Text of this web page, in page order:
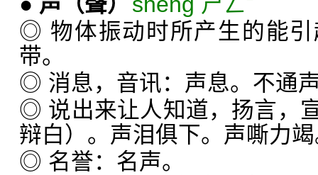
◎ 物体振动时所产生的能
带。
◎ 消息，音讯：声息。不通
◎ 说出来让人知道，扬言，
辩白）。声泪俱下。声嘶力
◎ 名誉：名声。